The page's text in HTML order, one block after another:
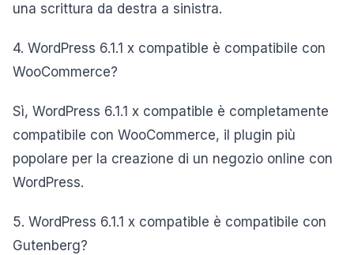
una scrittura da destra a sinistra.
4. WordPress 6.1.1 x compatible è compatibile con
WooCommerce?
Sì, WordPress 6.1.1 x compatible è completamente
compatibile con WooCommerce, il plugin più
popolare per la creazione di un negozio online con
WordPress.
5. WordPress 6.1.1 x compatible è compatibile con
Gutenberg?